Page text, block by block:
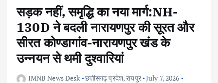
सड़क नहीं, समृद्धि का नया मार्ग:NH-
130D ने बदली नारायणपुर की सूरत और
सीरत कोण्डागांव-नारायणपुर खंड के
उन्नयन से थमी दुश्वारियां
IMNB News Desk छत्तीसगढ़ प्रदेश,रायपुर July 7, 2026